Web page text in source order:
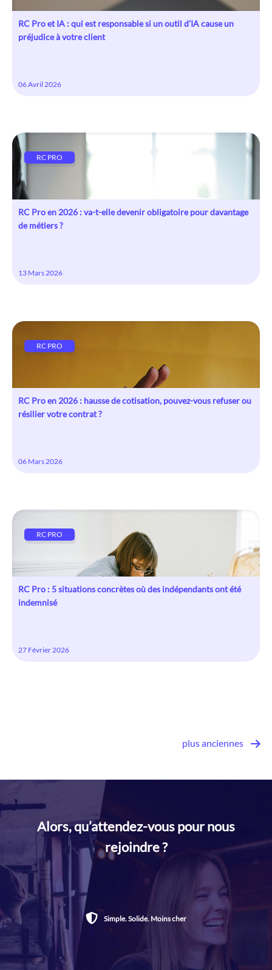
RC Pro et IA : qui est responsable si un outil d’IA cause un
préjudice à votre client
06 Avril 2026
RC PRO
RC Pro en 2026 : va-t-elle devenir obligatoire pour davantage
de métiers ?
13 Mars 2026
RC PRO
RC Pro en 2026 : hausse de cotisation, pouvez-vous refuser ou
résilier votre contrat ?
06 Mars 2026
RC PRO
RC Pro : 5 situations concrètes où des indépendants ont été
indemnisé
27 Février 2026
des
publications
plus anciennes
Alors, qu’attendez-vous pour nous
rejoindre ?
Simple. Solide. Moins cher